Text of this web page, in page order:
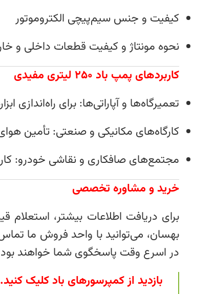
کیفیت و جنس سیم‌پیچی الکتروموتور
نحوه مونتاژ و کیفیت قطعات داخلی و
کاربردهای پمپ باد ۲۵۰ لیتری مفیدی
تعمیرگاه‌ها و آپاراتی‌ها: برای
کارگاه‌های مکانیکی و صنعتی: تأمین
مجتمع‌های صافکاری و نقاشی خودرو:
خرید و مشاوره تخصصی
برای دریافت اطلاعات بیشتر، استعلام
بهسان، می‌توانید با واحد فروش ما
در اسرع وقت پاسخگوی شما خواهند
بازدید از کمپرسورهای باد کلیک کنید.